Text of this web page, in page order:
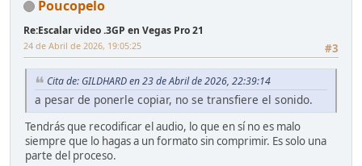
Poucopelo
Re:Escalar video .3GP en Vegas Pro 21
#3
24 de Abril de 2026, 19:05:25
Cita de: GILDHARD en 23 de Abril de 2026, 22:39:14
a pesar de ponerle copiar, no se transfiere el sonido.
Tendrás que recodificar el audio, lo que en sí no es malo
siempre que lo hagas a un formato sin comprimir. Es solo una
parte del proceso.